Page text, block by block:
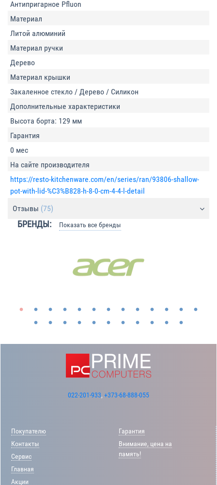
Антипригарное Pfluon
Материал
Литой алюминий
Материал ручки
Дерево
Материал крышки
Закаленное стекло / Дерево / Силикон
Дополнительные характеристики
Высота борта: 129 мм
Гарантия
0 мес
На сайте производителя
https://resto-kitchenware.com/en/series/ran/93806-shallow-
pot-with-lid-%C3%B828-h-8-0-cm-4-4-l-detail
Отзывы (75)
БРЕНДЫ: Показать все бренды
022-201-933, +373-68-888-055
Покупателю
Контакты
Сервис
Главная
Акции
Гарантия
Внимание, цена на
память!